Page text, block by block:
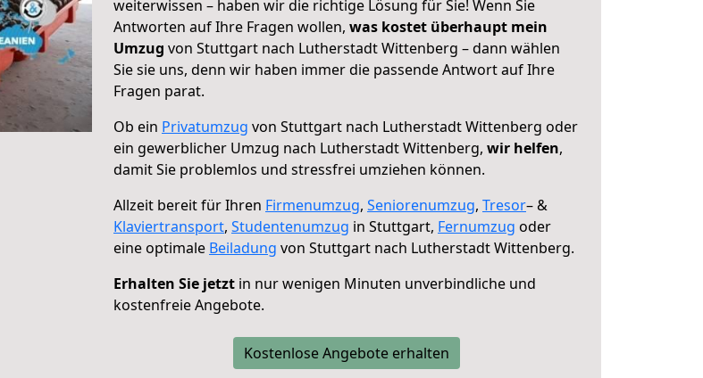
weiterwissen – haben wir die richtige Lösung für Sie! Wenn Sie
Antworten auf Ihre Fragen wollen, was kostet überhaupt mein
Umzug von Stuttgart nach Lutherstadt Wittenberg – dann wählen
Sie sie uns, denn wir haben immer die passende Antwort auf Ihre
Fragen parat.
Ob ein Privatumzug von Stuttgart nach Lutherstadt Wittenberg oder
ein gewerblicher Umzug nach Lutherstadt Wittenberg, wir helfen,
damit Sie problemlos und stressfrei umziehen können.
Allzeit bereit für Ihren Firmenumzug, Seniorenumzug, Tresor– &
Klaviertransport, Studentenumzug in Stuttgart, Fernumzug oder
eine optimale Beiladung von Stuttgart nach Lutherstadt Wittenberg.
Erhalten Sie jetzt in nur wenigen Minuten unverbindliche und
kostenfreie Angebote.
Kostenlose Angebote erhalten